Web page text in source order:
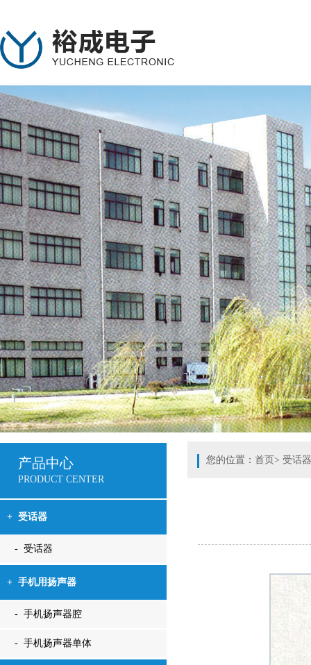
产品中心
PRODUCT CENTER
+ 受话器
- 受话器
+ 手机用扬声器
- 手机扬声器腔
- 手机扬声器单体
您的位置： 首页 > 受话